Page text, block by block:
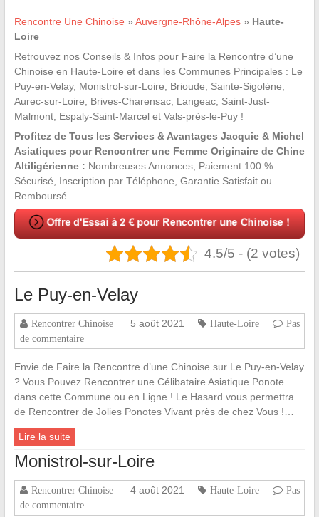
Rencontre Une Chinoise » Auvergne-Rhône-Alpes» Haute-
Loire
Retrouvez nos Conseils & Infos pour Faire la Rencontre d’une
Chinoise en Haute-Loire et dans les Communes Principales : Le
Puy-en-Velay, Monistrol-sur-Loire, Brioude, Sainte-Sigolène,
Aurec-sur-Loire, Brives-Charensac, Langeac, Saint-Just-
Malmont, Espaly-Saint-Marcel et Vals-près-le-Puy !
Profitez de Tous les Services & Avantages Jacquie & Michel
Asiatiques pour Rencontrer une Femme Originaire de Chine
Altiligérienne : Nombreuses Annonces, Paiement 100 %
Sécurisé, Inscription par Téléphone, Garantie Satisfait ou
Remboursé …
4.5/5 - (2 votes)
Le Puy-en-Velay
Rencontrer Chinoise 5 août 2021 Haute-Loire
Pas
de commentaire
Envie de Faire la Rencontre d’une Chinoise sur Le Puy-en-Velay
? Vous Pouvez Rencontrer une Célibataire Asiatique Ponote
dans cette Commune ou en Ligne ! Le Hasard vous permettra
de Rencontrer de Jolies Ponotes Vivant près de chez Vous !…
Lire la suite
Monistrol-sur-Loire
Rencontrer Chinoise 4 août 2021 Haute-Loire
Pas
de commentaire